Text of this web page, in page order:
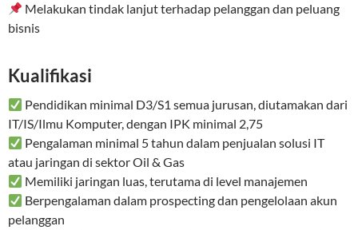
Melakukan tindak lanjut terhadap pelanggan dan peluang
bisnis
Kualifikasi
Pendidikan minimal D3/S1 semua jurusan, diutamakan dari
IT/IS/Ilmu Komputer, dengan IPK minimal 2,75
Pengalaman minimal 5 tahun dalam penjualan solusi IT
atau jaringan di sektor Oil & Gas
Memiliki jaringan luas, terutama di level manajemen
Berpengalaman dalam prospecting dan pengelolaan akun
pelanggan